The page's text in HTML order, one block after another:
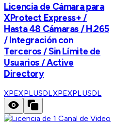
Licencia de Cámara para
XProtect Express+ /
Hasta 48 Cámaras / H.265
/ Integración con
Terceros / Sin Límite de
Usuarios / Active
Directory
XPEXPLUSDLXPEXPLUSDL